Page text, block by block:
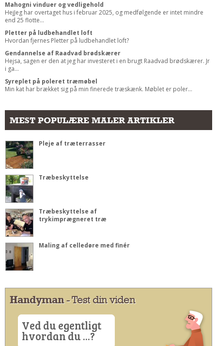
Mahogni vinduer og vedligehold
HejJeg har overtaget hus i februar 2025, og medfølgende er intet mindre
end 25 flotte...
Pletter på ludbehandlet loft
Hvordan fjernes Pletter på ludbehandlet loft?
Gendannelse af Raadvad brødskærer
Hejsa, sagen er den at jeg har investeret i en brugt Raadvad brødskærer. Jr
i ga...
Syreplet på poleret træmøbel
Min kat har brækket sig på min finerede træskænk. Møblet er poler...
MEST POPULÆRE MALER ARTIKLER
Pleje af træterrasser
Træbeskyttelse
Træbeskyttelse af
trykimprægneret træ
Maling af celledøre med finér
Handyman- Test din viden
Ved du egentligt
hvordan du ...?